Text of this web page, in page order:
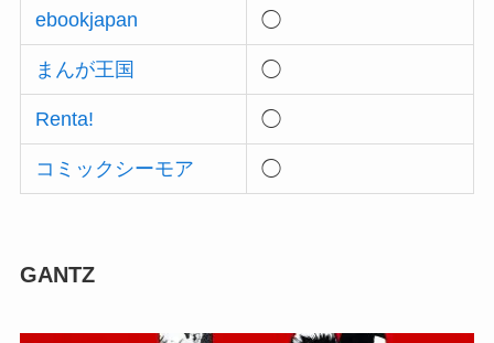
ebookjapan ◯
まんが王国 ◯
Renta! ◯
コミックシーモア ◯
GANTZ